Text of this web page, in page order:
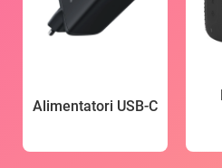
Alimentatori USB-C